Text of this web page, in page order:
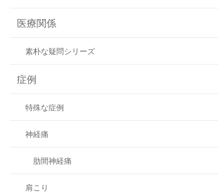
医療関係
素朴な疑問シリーズ
症例
特殊な症例
神経痛
肋間神経痛
肩こり